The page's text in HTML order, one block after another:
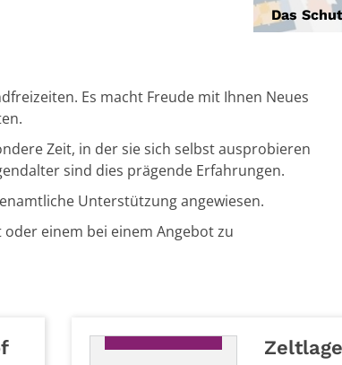
Das
Es macht Freude mit Ihnen Neues
Zeit, in der sie sich selbstausprobieren
sind dies prägende Erfahrungen.
Unterstützung angewiesen.
einem bei einem Angebot zu